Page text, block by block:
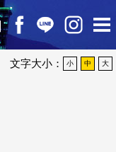
文字大小： 小 中 大